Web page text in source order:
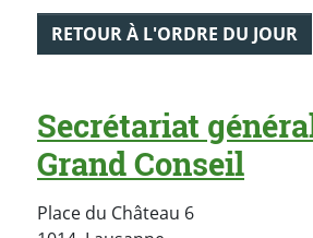
RETOUR À L'ORDRE DU JOUR
Secrétariat
Grand Conseil
Place du Château 6